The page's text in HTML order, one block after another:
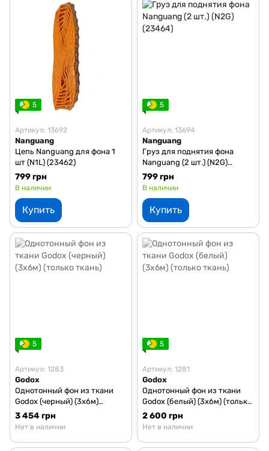
5
Артикул: 13692
Nanguang
Цепь Nanguang для фона 1
шт (N1L) (23462)
799 грн
В наличии
Купить
5
Артикул: 13694
Nanguang
Груз для поднятия фона
Nanguang (2 шт.) (N2G)
(23464)
799 грн
В наличии
Купить
5
Артикул: 1283
Godox
Однотонный фон из ткани
Godox (черный) (3x6м)
(только ткань)
3 454 грн
Нет в наличии
5
Артикул: 1281
Godox
Однотонный фон из ткани
Godox (белый) (3x6м) (только
ткань)
2 600 грн
Нет в наличии